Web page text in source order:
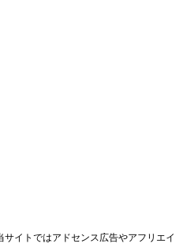
サイトではアドセンス広告やアフリエ